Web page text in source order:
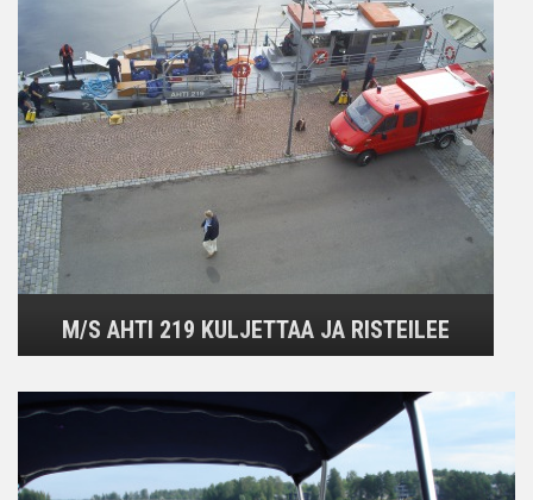
M/S AHTI 219 KULJETTAA JA RISTEILEE